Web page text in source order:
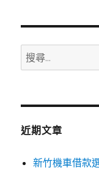
搜
尋
鍵
近期文章
新竹機車借款